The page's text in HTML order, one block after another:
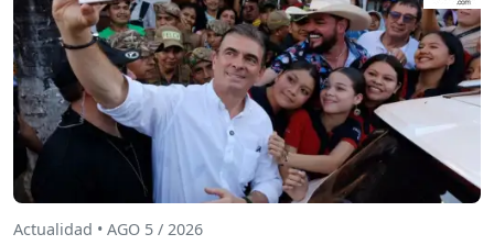
Actualidad • AGO 5 / 2026